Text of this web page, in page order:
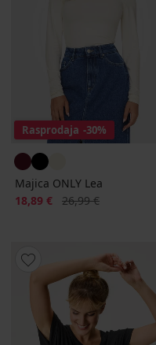
Rasprodaja -30%
Majica ONLY Lea
Popust
18,89 € Prvobitna cijena
26,99 €